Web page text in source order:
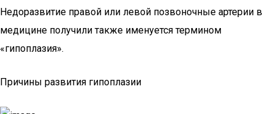
Недоразвитие правой или левой позвоночные артерии в
медицине получили также именуется термином
«гипоплазия».
Причины развития гипоплазии